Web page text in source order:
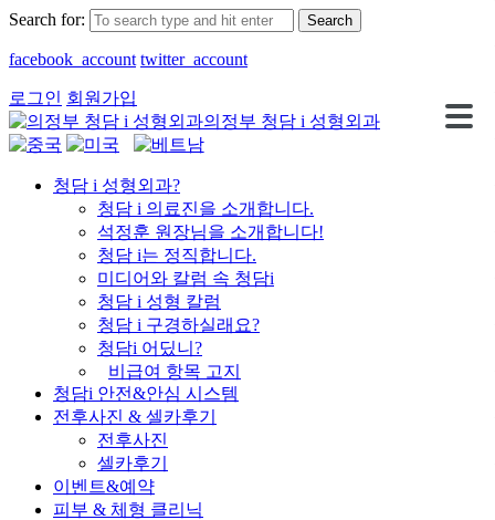
Search for:
facebook_account twitter_account
로그인 회원가입
의정부 청담 i 성형외과
청담 i 성형외과?
청담 i 의료진을 소개합니다.
석정훈 원장님을 소개합니다!
청담 i는 정직합니다.
미디어와 칼럼 속 청담i
청담 i 성형 칼럼
청담 i 구경하실래요?
청담i 어딨니?
비급여 항목 고지
청담i 안전&안심 시스템
전후사진 & 셀카후기
전후사진
셀카후기
이벤트&예약
피부 & 체형 클리닉